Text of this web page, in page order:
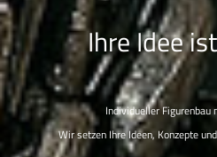
Ihre Idee
Individueller Figurenbau
Wir setzen Ihre Ideen, Konzepte